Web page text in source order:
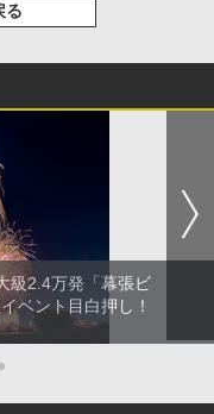
る
級2.4万発「幕張ビ
ベント目白押し！